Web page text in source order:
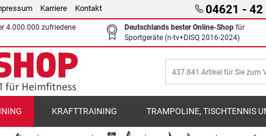
Karriere Kontakt 04621 - 42
4.000.000 zufriedene
Deutschlands bester Online-Shop für
Sportgeräte (n-tv+DISQ 2016-2024)
KRAFTTRAINING TRAMPOLINE, TISCHTENNIS